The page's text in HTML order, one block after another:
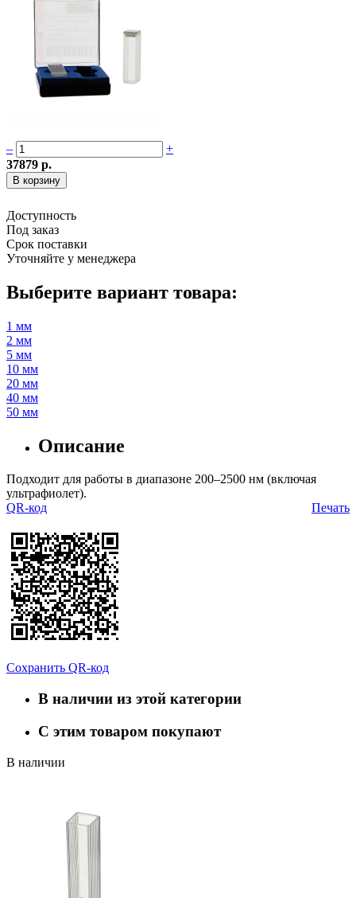
–
+
37879 р.
Доступность
Под заказ
Срок поставки
Уточняйте у менеджера
Выберите вариант товара:
1 мм
2 мм
5 мм
10 мм
20 мм
40 мм
50 мм
Описание
Подходит для работы в диапазоне 200–2500 нм (включая
ультрафиолет).
Печать
QR-код
Сохранить QR-код
В наличии из этой категории
С этим товаром покупают
В наличии